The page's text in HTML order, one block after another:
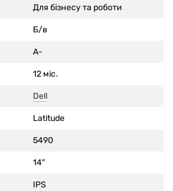
Для бізнесу та роботи
Б/в
A-
12 міс.
Dell
Latitude
5490
14"
IPS